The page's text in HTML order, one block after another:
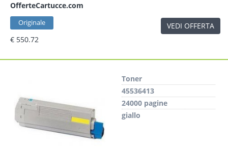
OfferteCartucce.com
Originale
€ 550.72
VEDI OFFERTA
Toner
45536413
24000 pagine
giallo